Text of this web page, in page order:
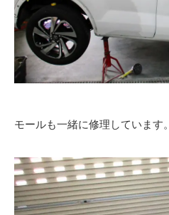
モールも一緒に修理しています。